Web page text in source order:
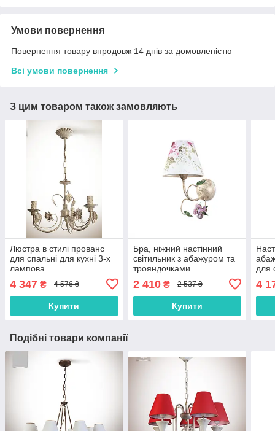
Умови повернення
Повернення товару впродовж 14 днів за домовленістю
Всі умови повернення
З цим товаром також замовляють
Люстра в стилі прованс
для спальні для кухні 3-х
лампова
4 347 ₴ 4 576 ₴
Купити
Бра, ніжний настінний
світильник з абажуром та
трояндочками
2 410₴ 2 537 ₴
Купити
для
4
Подібні товари компанії